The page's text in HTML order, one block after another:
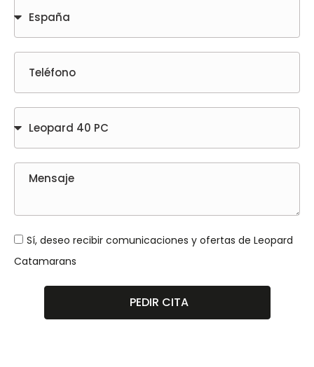
Sí, deseo recibir comunicaciones y ofertas de Leopard
Catamarans
PEDIR CITA